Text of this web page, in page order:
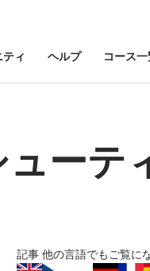
ティ ヘルプ コース
ーテ
記事 他の言語でもご覧に